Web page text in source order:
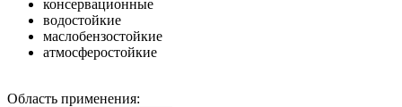
консервационные
водостойкие
маслобензостойкие
атмосферостойкие
Область применения: